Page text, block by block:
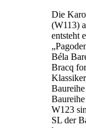
Die
(W113)
entsteht
Béla
Bracq
W123
SL der